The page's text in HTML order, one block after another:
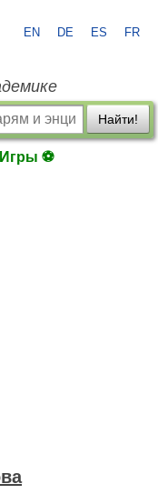
EN DE ES FR
Найти!
Игры ⚽